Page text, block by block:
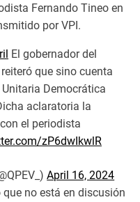
Fernando Tineo en
por VPI.
El gobernador del
que sino cuenta
Democrática
aclaratoria la
el periodista
zP6dwIkwlR
April 16, 2024
que no está en discusión